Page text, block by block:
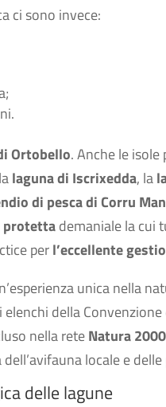
ci sono invece:
Ortobello. Anche le
laguna di Iscrixedda, la
di pescadi Corru
protettademaniale la cui
perl’eccellente
unica nella
della
nella reteNatura 2000
locale e
delle lagune